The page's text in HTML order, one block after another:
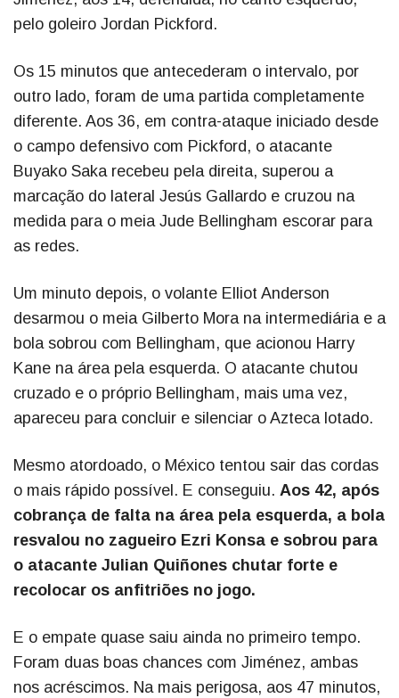
pelo goleiro Jordan Pickford.
Os 15 minutos que antecederam o intervalo, por
outro lado, foram de uma partida completamente
diferente. Aos 36, em contra-ataque iniciado desde
o campo defensivo com Pickford, o atacante
Buyako Saka recebeu pela direita, superou a
marcação do lateral Jesús Gallardo e cruzou na
medida para o meia Jude Bellingham escorar para
as redes.
Um minuto depois, o volante Elliot Anderson
desarmou o meia Gilberto Mora na intermediária e a
bola sobrou com Bellingham, que acionou Harry
Kane na área pela esquerda. O atacante chutou
cruzado e o próprio Bellingham, mais uma vez,
apareceu para concluir e silenciar o Azteca lotado.
Mesmo atordoado, o México tentou sair das cordas
o mais rápido possível. E conseguiu. Aos 42, após
cobrança de falta na área pela esquerda, a bola
resvalou no zagueiro Ezri Konsa e sobrou para
o atacante Julian Quiñones chutar forte e
recolocar os anfitriões no jogo.
E o empate quase saiu ainda no primeiro tempo.
Foram duas boas chances com Jiménez, ambas
nos acréscimos. Na mais perigosa, aos 47 minutos,